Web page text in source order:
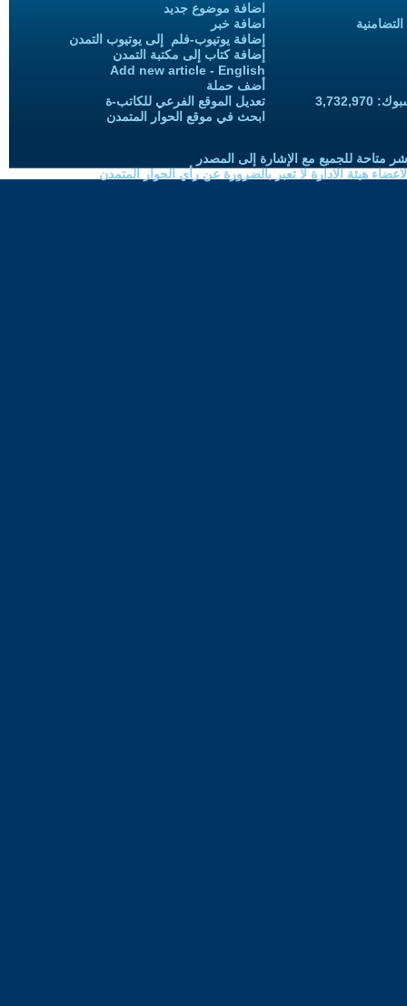
اضافة موضوع جديد
اضافة خبر
إضافة يوتيوب-فلم إلى يوتيوب التمدن
إضافة كتاب إلى مكتبة التمدن
Add new article - English
أضف حملة
تعديل الموقع الفرعي للكاتب-ة
ابحث في موقع الحوار المتمدن
متاحة للجميع مع الإشارة إلى المصدر
هيئة الادارة لا تعبر بالضرورة عن رأي الحوار المتمدن